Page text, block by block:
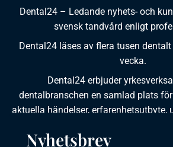
Dental24 – Ledande nyhets- och
svensk tandvård enligt
Dental24 läses av flera tusen
vecka.
Dental24 erbjuder
dentalbranschen en samlad plats
aktuella händelser, erfarenhetsutbyte,
Dental24 produceras i samverkan
Nyhetsbrev